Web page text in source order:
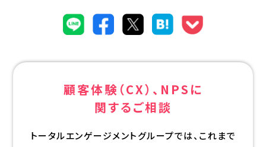
顧客体験（CX）、NPSに
関するご相談
トータルエンゲージメントグループでは、これまで